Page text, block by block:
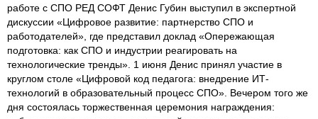
работе с СПО РЕД СОФТ Денис Губин выступил в экспертной
дискуссии «Цифровое развитие: партнерство СПО и
работодателей», где представил доклад «Опережающая
подготовка: как СПО и индустрии реагировать на
технологические тренды». 1 июня Денис принял участие в
круглом столе «Цифровой код педагога: внедрение ИТ-
технологий в образовательный процесс СПО». Вечером того же
дня состоялась торжественная церемония награждения: